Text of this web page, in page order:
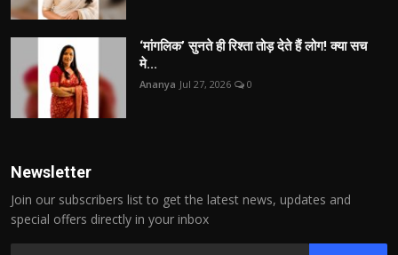
‘मांगलिक’ सुनते ही रिश्ता तोड़ देते हैं लोग! क्या सच
मे...
Ananya Jul 27, 2026 0
Newsletter
Join our subscribers list to get the latest news, updates and
special offers directly in your inbox